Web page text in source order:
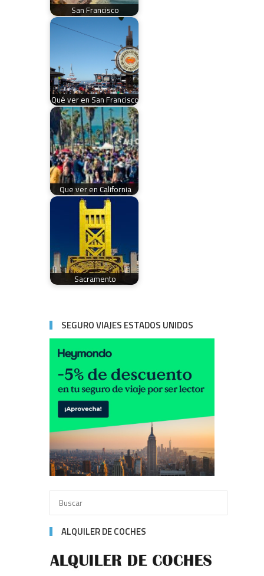
San Francisco
Qué ver en San Francisco
Que ver en California
Sacramento
SEGURO VIAJES ESTADOS UNIDOS
ALQUILER DE COCHES